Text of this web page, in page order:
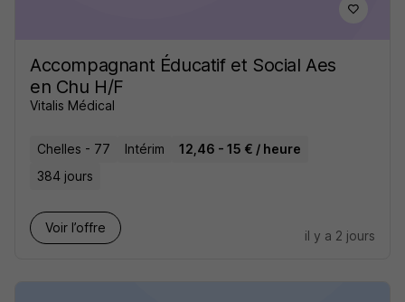
Accompagnant Éducatif et Social Aes
en Chu H/F
Vitalis Médical
Chelles - 77 Intérim
12,46 - 15 € / heure
384 jours
Voir l’offre
il y a 2 jours